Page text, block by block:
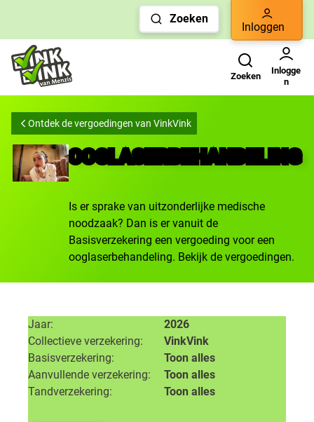
snelle
navigatie
Zoeken
Inloggen
Zoeken
Inlogge
n
Ontdek de vergoedingen van VinkVink
OOGLASERBEHANDELING
Is er sprake van uitzonderlijke medische
noodzaak? Dan is er vanuit de
Basisverzekering een vergoeding voor een
ooglaserbehandeling. Bekijk de vergoedingen.
Jaar
2026
Collectieve verzekering
VinkVink
Basisverzekering
Toon alles
Aanvullende verzekering
Toon alles
Tandverzekering
Toon alles